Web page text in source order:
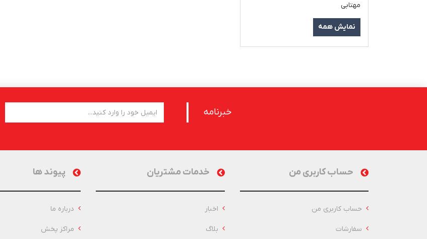
مهتابی
نمایش همه
خبرنامه
حساب کاربری من
حساب کاربری من
سفارشات
خدمات مشتریان
اخبار
بلاگ
پیوند ها
درباره ما
مراکز پخش